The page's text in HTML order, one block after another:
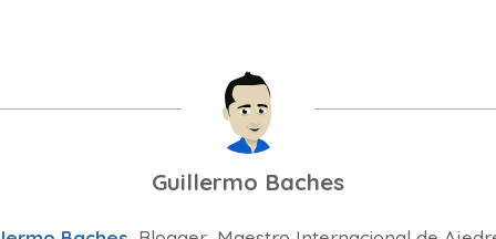
Guillermo Baches